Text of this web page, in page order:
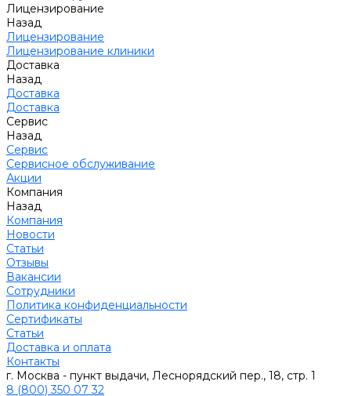
Лицензирование
Назад
Лицензирование
Лицензирование клиники
Доставка
Назад
Доставка
Доставка
Сервис
Назад
Сервис
Сервисное обслуживание
Акции
Компания
Назад
Компания
Новости
Статьи
Отзывы
Вакансии
Сотрудники
Политика конфиденциальности
Сертификаты
Статьи
Доставка и оплата
Контакты
г. Москва - пункт выдачи, Леснорядский пер., 18, стр. 1
8 (800) 350 07 32